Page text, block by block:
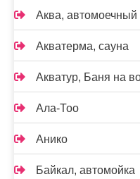
Аква, автомоечный
Акватерма, сауна
Акватур, Баня на
Ала-Тоо
Анико
Байкал, автомойка